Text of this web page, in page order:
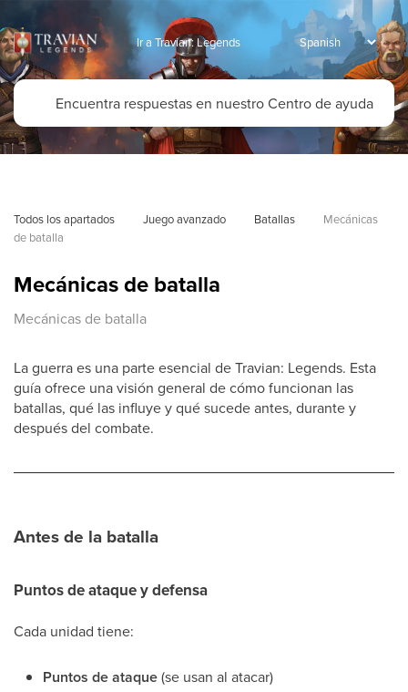
Ir a Travian: Legends
Todos los apartados Juego avanzado Batallas
Mecánicas
de batalla
Mecánicas de batalla
Mecánicas de batalla
La guerra es una parte esencial de Travian: Legends. Esta
guía ofrece una visión general de cómo funcionan las
batallas, qué las influye y qué sucede antes, durante y
después del combate.
Antes de la batalla
Puntos de ataque y defensa
Cada unidad tiene:
Puntos de ataque(se usan al atacar)